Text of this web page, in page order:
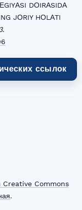
DОIRАSIDА
JОRIY HОLАTI
.
ссылок
Creative Commons
.